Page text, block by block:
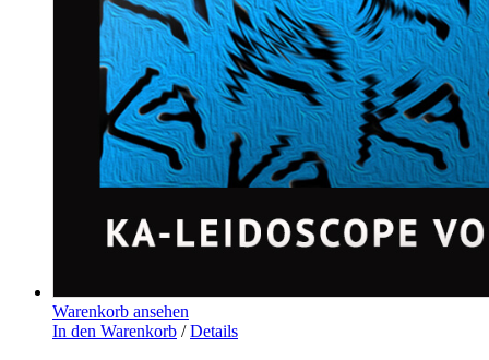
Warenkorb ansehen
In den Warenkorb / Details